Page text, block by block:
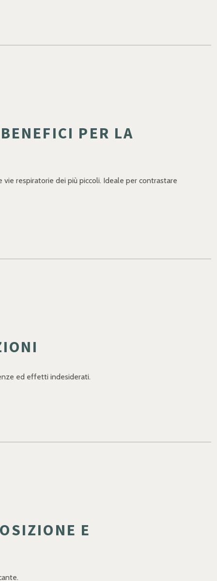
PER LA
respiratorie dei più piccoli. Ideale per contrastare
ed effetti indesiderati.
E